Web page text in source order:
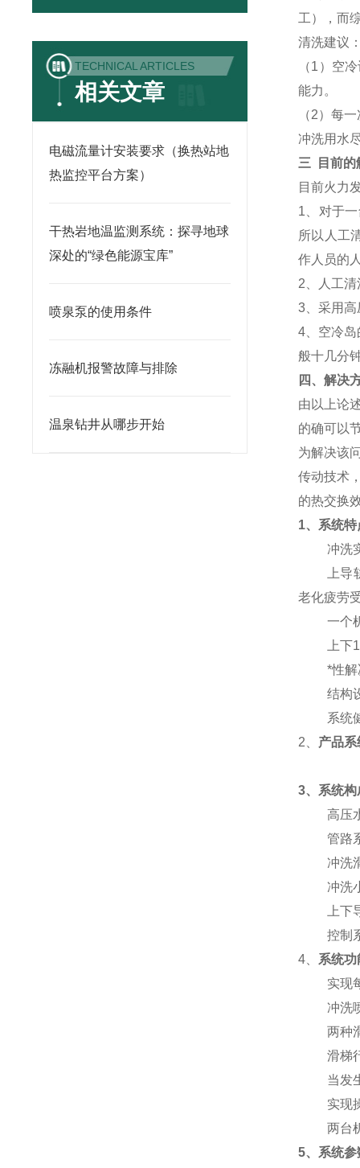
TECHNICAL ARTICLES
相关文章
电磁流量计安装要求（换热站地
热监控平台方案）
干热岩地温监测系统：探寻地球
深处的“绿色能源宝库”
喷泉泵的使用条件
冻融机报警故障与排除
温泉钻井从哪步开始
工），而
清洗建议
（1）空
能力。
（2）每
冲洗用水
三 目前的
目前火力
1、对于
所以人工
作人员的
2、人工
3、采用
4、空冷
般十几分
四、解决
由以上论
的确可以
为解决该
传动技术
的热交换
1、系统特
冲洗
上导轨
老化疲劳
一个机
上下12
*性解决
结构设
系统健
2、 产品
3、系统构
高压
管路
冲洗滑
冲洗小
上下导
控制
4、
系统功
实现
冲洗喷
两种滑
滑梯行
当发生
实现操
两台机
5、系统参